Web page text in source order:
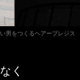
い男をつくるヘアープレジス
く